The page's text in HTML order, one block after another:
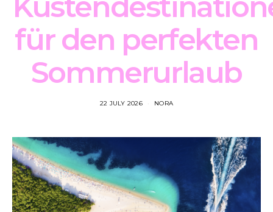
für den perfekten
Sommerurlaub
22 JULY 2026 NORA